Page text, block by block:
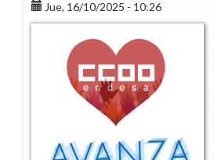
el
malestar
de
plantilla
Jue, 16/10/2025 - 10:26